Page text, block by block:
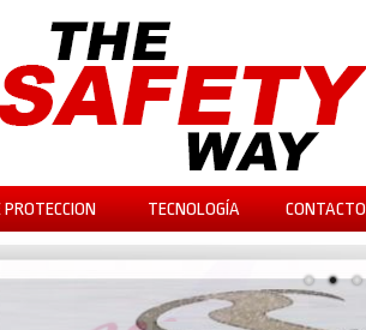
TECNOLOGÍA CONTACTO